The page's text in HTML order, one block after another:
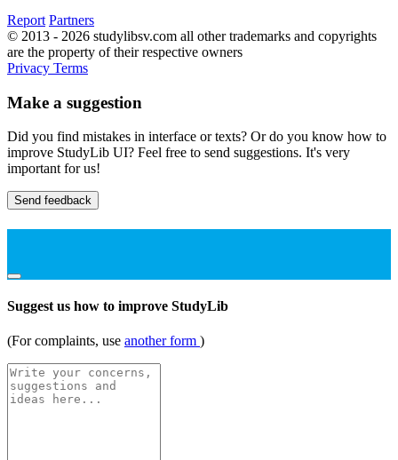
Report Partners
© 2013 - 2026 studylibsv.com all other trademarks and copyrights
are the property of their respective owners
Privacy Terms
Make a suggestion
Did you find mistakes in interface or texts? Or do you know how to
improve StudyLib UI? Feel free to send suggestions. It's very
important for us!
Send feedback
Suggest us how to improve StudyLib
(For complaints, use another form )